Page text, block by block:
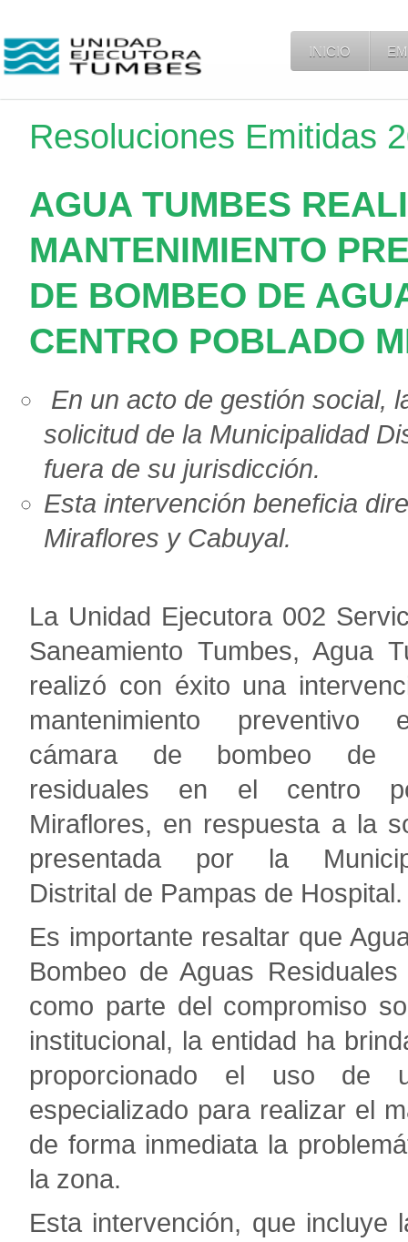
INICIO
Resoluciones Emitidas
AGUA TUMBES
MANTENIMIENTO
DE BOMBEO DE
CENTRO POBLADO
En un acto de gestión social,
solicitud de la Municipalidad
fuera de su jurisdicción.
Esta intervención beneficia
Miraflores y Cabuyal.
La Unidad Ejecutora 002
Saneamiento Tumbes, Agua
realizó con éxito una
mantenimiento
cámara de bombeo de
residuales en el centro
Miraflores, en respuesta a la
presentada por la
Distrital de Pampas de Hospital.
Es importante resaltar que
Bombeo de Aguas
como parte del compromiso
institucional, la entidad ha
proporcionado el uso de
especializado para realizar el
de forma inmediata la
la zona.
Esta intervención, que incluye